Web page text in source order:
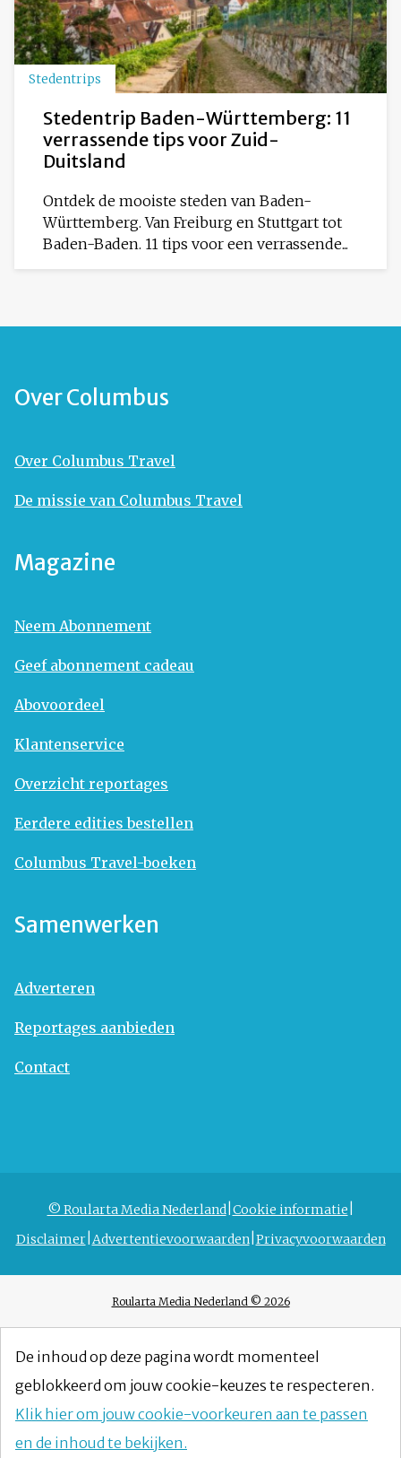
Stedentrips
Stedentrip Baden-Württemberg: 11
verrassende tips voor Zuid-
Duitsland
Ontdek de mooiste steden van Baden-
Württemberg. Van Freiburg en Stuttgart tot
Baden-Baden. 11 tips voor een verrassende...
Over Columbus
Over Columbus Travel
De missie van Columbus Travel
Magazine
Neem Abonnement
Geef abonnement cadeau
Abovoordeel
Klantenservice
Overzicht reportages
Eerdere edities bestellen
Columbus Travel-boeken
Samenwerken
Adverteren
Reportages aanbieden
Contact
© Roularta Media Nederland Cookie informatie
Disclaimer Advertentievoorwaarden Privacyvoorwaarden
Roularta Media Nederland © 2026
De inhoud op deze pagina wordt momenteel
geblokkeerd om jouw cookie-keuzes te respecteren.
Klik hier om jouw cookie-voorkeuren aan te passen
en de inhoud te bekijken.